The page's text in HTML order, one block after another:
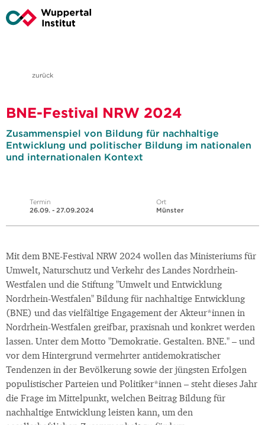
zurück
BNE-Festival NRW 2024
Zusammenspiel von Bildung für nachhaltige
Entwicklung und politischer Bildung im nationalen
und internationalen Kontext
Termin
26.09. - 27.09.2024
Ort
Münster
Mit dem BNE-Festival NRW 2024 wollen das Ministeriums für
Umwelt, Naturschutz und Verkehr des Landes Nordrhein-
Westfalen und die Stiftung "Umwelt und Entwicklung
Nordrhein-Westfalen" Bildung für nachhaltige Entwicklung
(BNE) und das vielfältige Engagement der Akteur*innen in
Nordrhein-Westfalen greifbar, praxisnah und konkret werden
lassen. Unter dem Motto "Demokratie. Gestalten. BNE." – und
vor dem Hintergrund vermehrter antidemokratischer
Tendenzen in der Bevölkerung sowie der jüngsten Erfolgen
populistischer Parteien und Politiker*innen – steht dieses Jahr
die Frage im Mittelpunkt, welchen Beitrag Bildung für
nachhaltige Entwicklung leisten kann, um den